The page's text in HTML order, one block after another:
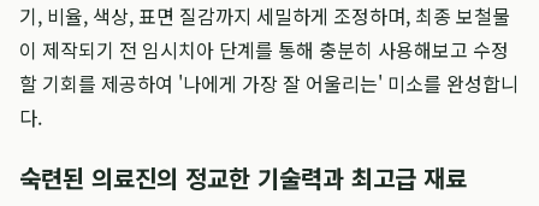
기, 비율, 색상, 표면 질감까지 세밀하게 조정하며, 최종 보철물
이 제작되기 전 임시치아 단계를 통해 충분히 사용해보고 수정
할 기회를 제공하여 '나에게 가장 잘 어울리는' 미소를 완성합니
다.
숙련된 의료진의 정교한 기술력과 최고급 재료